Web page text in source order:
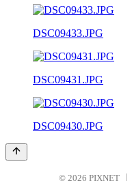
DSC09433.JPG
DSC09431.JPG
DSC09430.JPG
© 2026 PIXNET